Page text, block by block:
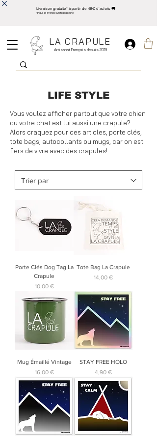
Livraison gratuite* à partir de 49€ d'achats 🚚
*Pour la France Métropolitaine
LA CRAPULE
Artisanat Français depuis 2019
LIFE STYLE
Vous voulez afficher partout que votre chien
ou votre chat est lui aussi une crapule?
Alors craquez pour ces articles, porte clés,
tote bags, autocollants ou mugs, car on est
fiers de vivre avec des crapules!
Porte Clés Dog Tag La
Crapule
Prix
10,00 €
Tote Bag La Crapule
Prix
14,00 €
Mug Émaillé Vintage
Prix
16,00 €
STAY FREE HOLO
Prix
4,90 €